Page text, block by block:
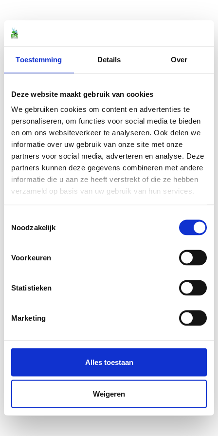
Toestemming Details Over
Deze website maakt gebruik van cookies
We gebruiken cookies om content en advertenties te
personaliseren, om functies voor social media te bieden
en om ons websiteverkeer te analyseren. Ook delen we
informatie over uw gebruik van onze site met onze
partners voor social media, adverteren en analyse. Deze
partners kunnen deze gegevens combineren met andere
informatie die u aan ze heeft verstrekt of die ze hebben
verzameld op basis van uw gebruik van hun services.
Noodzakelijk
Voorkeuren
Statistieken
Marketing
Alles toestaan
Weigeren